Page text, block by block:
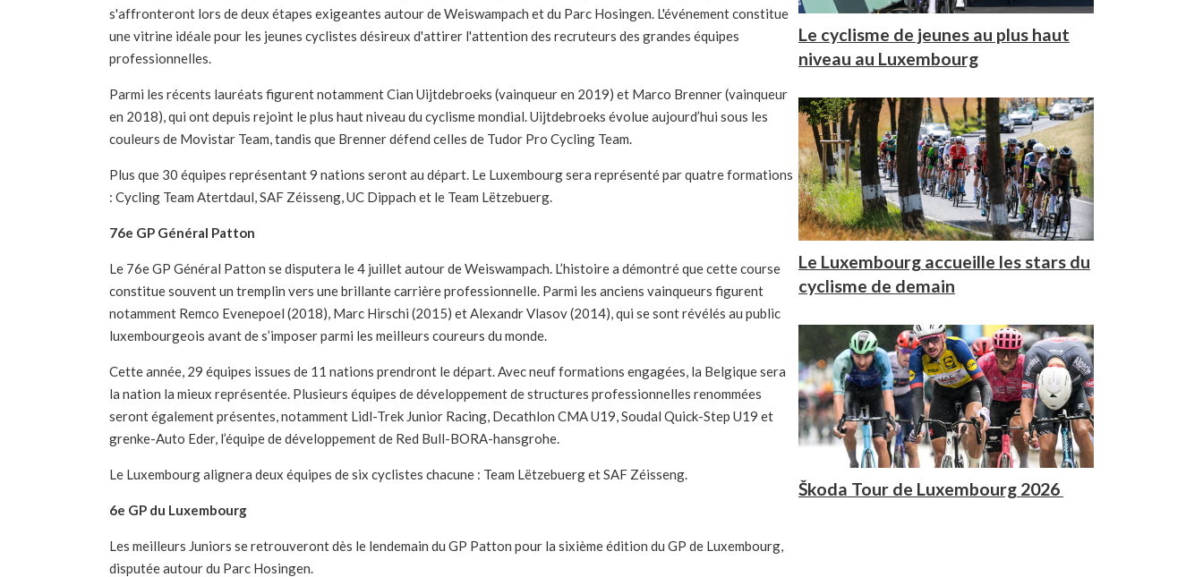
s'affronteront lors de deux étapes exigeantes autour de Weiswampach et du Parc Hosingen. L'événement constitue
une vitrine idéale pour les jeunes cyclistes désireux d'attirer l'attention des recruteurs des grandes équipes
professionnelles.
Parmi les récents lauréats figurent notamment Cian Uijtdebroeks (vainqueur en 2019) et Marco Brenner (vainqueur
en 2018), qui ont depuis rejoint le plus haut niveau du cyclisme mondial. Uijtdebroeks évolue aujourd’hui sous les
couleurs de Movistar Team, tandis que Brenner défend celles de Tudor Pro Cycling Team.
Plus que 30 équipes représentant 9 nations seront au départ. Le Luxembourg sera représenté par quatre formations
: Cycling Team Atertdaul, SAF Zéisseng, UC Dippach et le Team Lëtzebuerg.
76e GP Général Patton
Le 76e GP Général Patton se disputera le 4 juillet autour de Weiswampach. L’histoire a démontré que cette course
constitue souvent un tremplin vers une brillante carrière professionnelle. Parmi les anciens vainqueurs figurent
notamment Remco Evenepoel (2018), Marc Hirschi (2015) et Alexandr Vlasov (2014), qui se sont révélés au public
luxembourgeois avant de s’imposer parmi les meilleurs coureurs du monde.
Cette année, 29 équipes issues de 11 nations prendront le départ. Avec neuf formations engagées, la Belgique sera
la nation la mieux représentée. Plusieurs équipes de développement de structures professionnelles renommées
seront également présentes, notamment Lidl-Trek Junior Racing, Decathlon CMA U19, Soudal Quick-Step U19 et
grenke-Auto Eder, l’équipe de développement de Red Bull-BORA-hansgrohe.
Le Luxembourg alignera deux équipes de six cyclistes chacune : Team Lëtzebuerg et SAF Zéisseng.
6e GP du Luxembourg
Les meilleurs Juniors se retrouveront dès le lendemain du GP Patton pour la sixième édition du GP de Luxembourg,
disputée autour du Parc Hosingen.
Le cyclisme de jeunes au plus haut
niveau au Luxembourg
Le Luxembourg accueille les stars du
cyclisme de demain
Škoda Tour de Luxembourg 2026